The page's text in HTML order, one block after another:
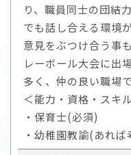
り、職員同士の団結
でも話し合える環境
意見をぶつけ合う事
レーボール大会に出
多く、仲の良い職場で
＜能力・資格・スキ
・保育士(必須)
・幼稚園教諭(あれ